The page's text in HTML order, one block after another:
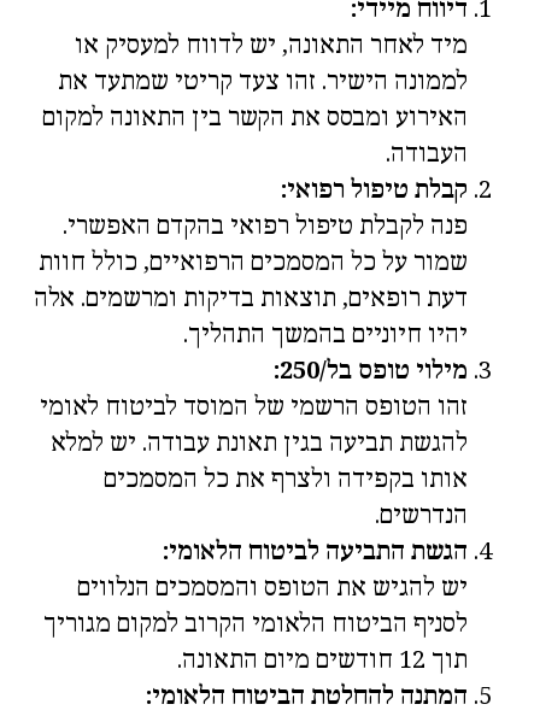
דיווח מיידי:
מיד לאחר התאונה, יש לדווח למעסיק או
לממונה הישיר. זהו צעד קריטי שמתעד את
האירוע ומבסס את הקשר בין התאונה למקום
העבודה.
קבלת טיפול רפואי:
פנה לקבלת טיפול רפואי בהקדם האפשרי.
שמור על כל המסמכים הרפואיים, כולל חוות
דעת רופאים, תוצאות בדיקות ומרשמים. אלה
יהיו חיוניים בהמשך התהליך.
מילוי טופס בל/250:
זהו הטופס הרשמי של המוסד לביטוח לאומי
להגשת תביעה בגין תאונת עבודה. יש למלא
אותו בקפידה ולצרף את כל המסמכים
הנדרשים.
הגשת התביעה לביטוח הלאומי:
יש להגיש את הטופס והמסמכים הנלווים
לסניף הביטוח הלאומי הקרוב למקום מגוריך
תוך 12 חודשים מיום התאונה.
המתנה להחלטת הביטוח הלאומי: